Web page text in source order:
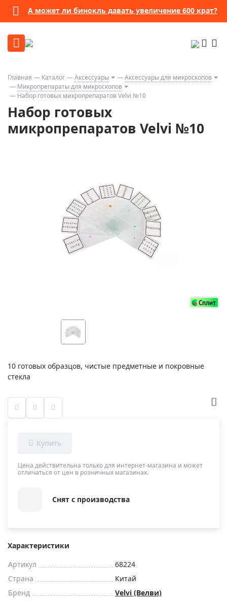
А может ли бинокль давать увеличение 600 крат?
Главная Каталог Аксессуары
Аксессуары для микроскопов
Микропрепараты для микроскопов
Набор готовых микропрепаратов Velvi №10
Набор готовых
микропрепаратов Velvi №10
10 готовых образцов, чистые предметные и покровные
стекла
Цена действительна только для интернет-магазина и может
отличаться от цен в розничных магазинах.
Снят с производства
Характеристики
Артикул
68224
Страна
Китай
Бренд
Velvi (Велви)